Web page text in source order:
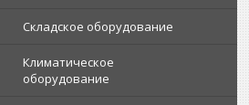
Складское оборудование
Климатическое
оборудование